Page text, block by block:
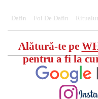
Dafin Foi De Dafin
Alătură-te pe
pentru a fi la